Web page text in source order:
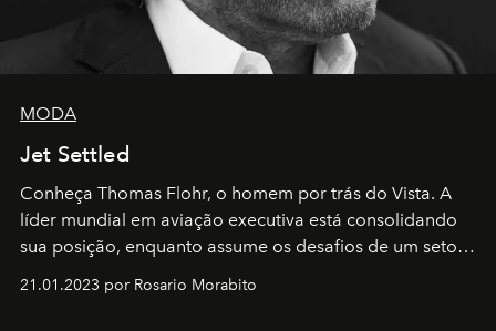
MODA
Jet Settled
Conheça Thomas Flohr, o homem por trás do Vista. A
líder mundial em aviação executiva está consolidando
sua posição, enquanto assume os desafios de um setor
em rápida evolução e redefinindo o conceito de luxo
21.01.2023 por Rosario Morabito